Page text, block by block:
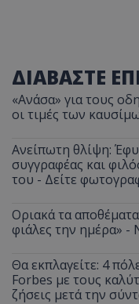
ΔΙΑΒΑΣΤΕ
«Ανάσα» για τους
οι τιμές των
Ανείπωτη θλίψη:
συγγραφέας και
του - Δείτε
Οριακά τα
φιάλες την ημέρα» -
Θα εκπλαγείτε: 4
Forbes με τους
ζήσεις μετά την